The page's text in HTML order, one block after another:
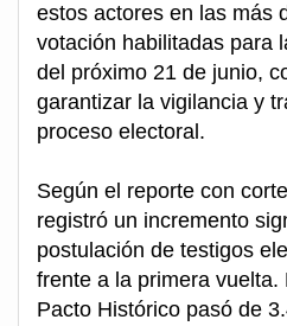
estos actores en las más
votación habilitadas para
del próximo 21 de junio,
garantizar la vigilancia y
proceso electoral.
Según el reporte con
registró un incremento
postulación de testigos
frente a la primera
Pacto Histórico pasó de